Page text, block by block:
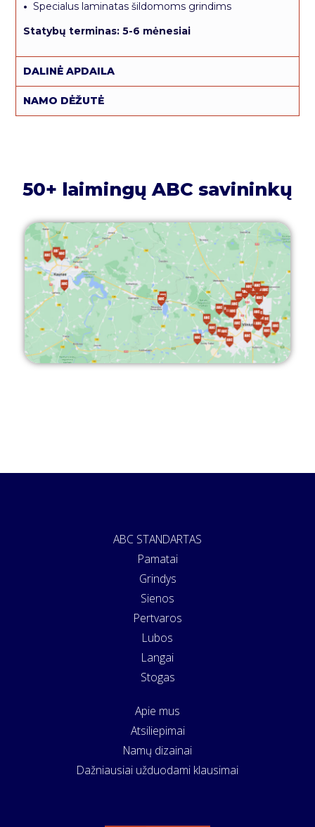
• Specialus laminatas šildomoms grindims
Statybų terminas: 5-6 mėnesiai
DALINĖ APDAILA
NAMO DĖŽUTĖ
50+ laimingų ABC savininkų
ABC STANDARTAS
Pamatai
Grindys
Sienos
Pertvaros
Lubos
Langai
Stogas
Apie mus
Atsiliepimai
Namų dizainai
Dažniausiai užduodami klausimai